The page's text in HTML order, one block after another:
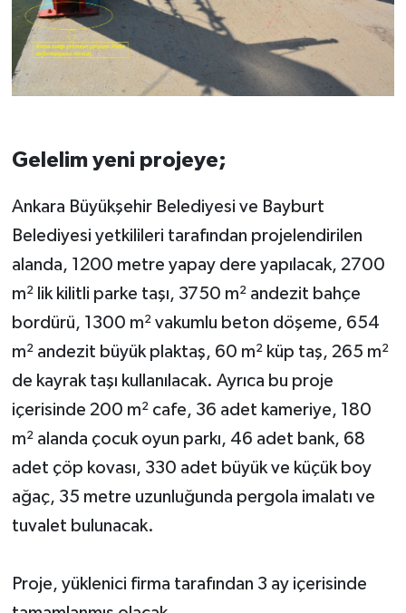
Gelelim yeni projeye;
Ankara Büyükşehir Belediyesi ve Bayburt
Belediyesi yetkilileri tarafından projelendirilen
alanda, 1200 metre yapay dere yapılacak, 2700
m² lik kilitli parke taşı, 3750 m² andezit bahçe
bordürü, 1300 m² vakumlu beton döşeme, 654
m² andezit büyük plaktaş, 60 m² küp taş, 265 m²
de kayrak taşı kullanılacak. Ayrıca bu proje
içerisinde 200 m² cafe, 36 adet kameriye, 180
m² alanda çocuk oyun parkı, 46 adet bank, 68
adet çöp kovası, 330 adet büyük ve küçük boy
ağaç, 35 metre uzunluğunda pergola imalatı ve
tuvalet bulunacak.
Proje, yüklenici firma tarafından 3 ay içerisinde